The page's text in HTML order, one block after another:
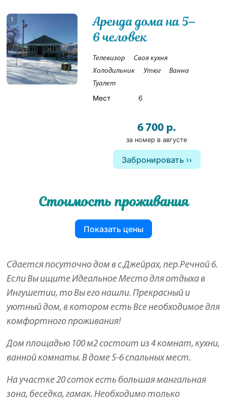
1
Аренда дома на 5–
6 человек
Телевизор
Своя кухня
Холодильник
Утюг
Ванна
Туалет
Мест 6
6 700 р.
за номер в августе
Забронировать
Стоимость проживания
Показать цены
Сдается посуточно дом в с.Джейрах, пер.Речной 6.
Если Вы ищите Идеальное Место для отдыха в
Ингушетии, то Вы его нашли. Прекрасный и
уютный дом, в котором есть Все необходимое для
комфортного проживания!
Дом площадью 100 м2 состоит из 4 комнат, кухни,
ванной комнаты. В доме 5-6 спальных мест.
На участке 20 соток есть большая мангальная
зона, беседка, гамак. Необходимо только